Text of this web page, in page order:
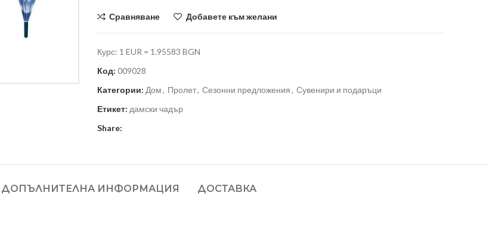
Сравняване Добавете към желани
Курс: 1 EUR = 1.95583 BGN
Код: 009028
Категории: Дом, Пролет, Сезонни предложения, Сувенири и подаръци
Етикет: дамски чадър
Share:
ДОПЪЛНИТЕЛНА ИНФОРМАЦИЯ ДОСТАВКА